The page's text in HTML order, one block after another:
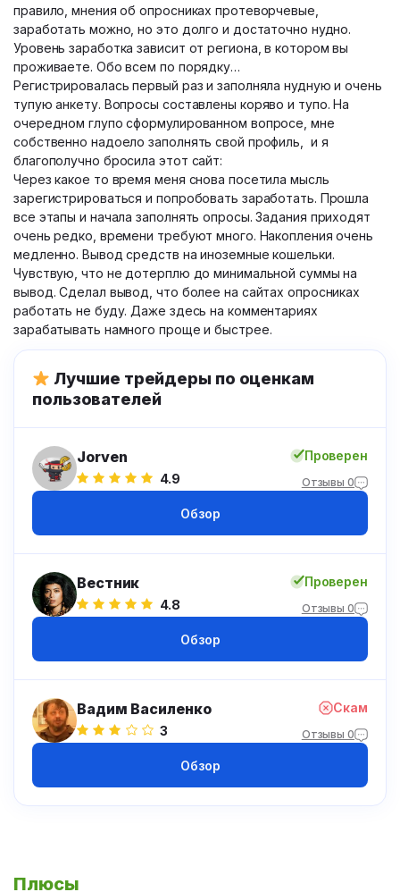
правило, мнения об опросниках протеворчевые,
заработать можно, но это долго и достаточно нудно.
Уровень заработка зависит от региона, в котором вы
проживаете. Обо всем по порядку…
Регистрировалась первый раз и заполняла нудную и очень
тупую анкету. Вопросы составлены коряво и тупо. На
очередном глупо сформулированном вопросе, мне
собственно надоело заполнять свой профиль, и я
благополучно бросила этот сайт:
Через какое то время меня снова посетила мысль
зарегистрироваться и попробовать заработать. Прошла
все этапы и начала заполнять опросы. Задания приходят
очень редко, времени требуют много. Накопления очень
медленно. Вывод средств на иноземные кошельки.
Чувствую, что не дотерплю до минимальной суммы на
вывод. Сделал вывод, что более на сайтах опросниках
работать не буду. Даже здесь на комментариях
зарабатывать намного проще и быстрее.
Лучшие трейдеры по оценкам
пользователей
Jorven
4.9
Проверен
Отзывы 0
Обзор
Вестник
4.8
Проверен
Отзывы 0
Обзор
Вадим Василенко
3
Скам
Отзывы 0
Обзор
Плюсы